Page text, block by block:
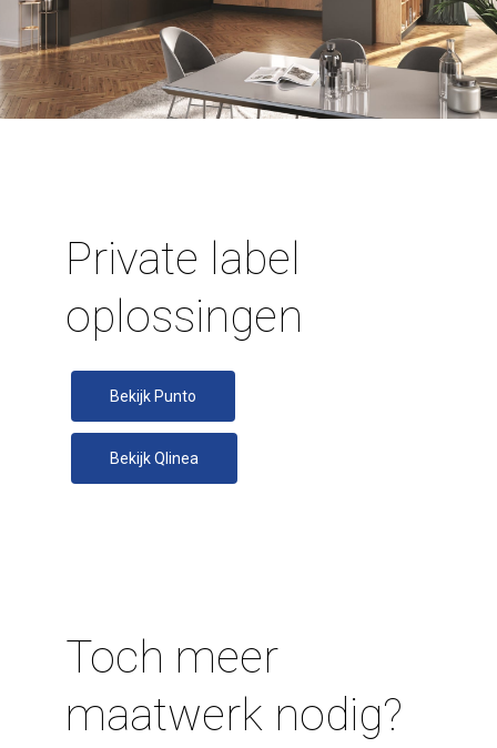
Private label
oplossingen
Bekijk Punto
Bekijk Qlinea
Toch meer
maatwerk nodig?